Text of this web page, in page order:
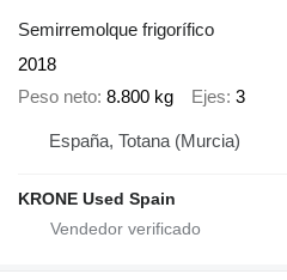
Semirremolque frigorífico
2018
Peso neto 8.800 kg Ejes 3
España, Totana (Murcia)
KRONE Used Spain